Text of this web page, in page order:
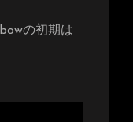
の初期は